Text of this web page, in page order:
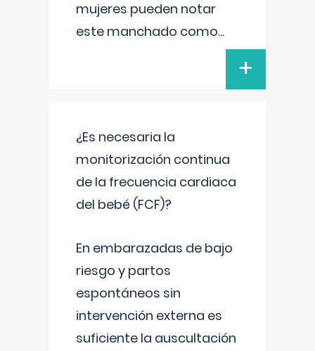
mujeres pueden notar
este manchado como...
+
¿Es necesaria la
monitorización continua
de la frecuencia cardiaca
del bebé (FCF)?
En embarazadas de bajo
riesgo y partos
espontáneos sin
intervención externa es
suficiente la auscultación